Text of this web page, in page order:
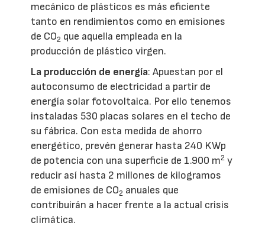
mecánico de plásticos es más eficiente
tanto en rendimientos como en emisiones
de CO2 que aquella empleada en la
producción de plástico virgen.
La producción de energía: Apuestan por el
autoconsumo de electricidad a partir de
energía solar fotovoltaica. Por ello tenemos
instaladas 530 placas solares en el techo de
su fábrica. Con esta medida de ahorro
energético, prevén generar hasta 240 KWp
de potencia con una superficie de 1.900 m2 y
reducir así hasta 2 millones de kilogramos
de emisiones de CO2 anuales que
contribuirán a hacer frente a la actual crisis
climática.